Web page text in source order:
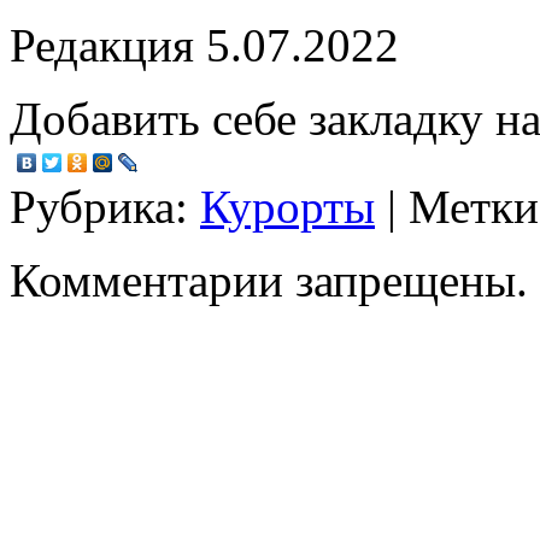
Редакция 5.07.2022
Добавить себе закладку
Рубрика: Курорты |
Комментарии запрещены.